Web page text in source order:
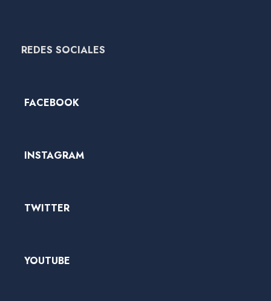
REDES SOCIALES
FACEBOOK
INSTAGRAM
TWITTER
YOUTUBE